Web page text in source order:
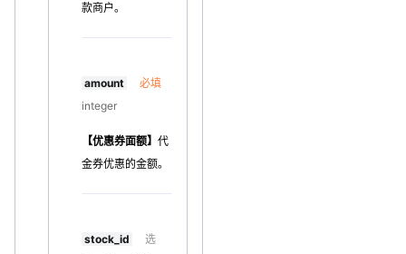
款商户。
amount
必填
integer
【优惠券面额】 代
金券优惠的金额。
stock_id
选